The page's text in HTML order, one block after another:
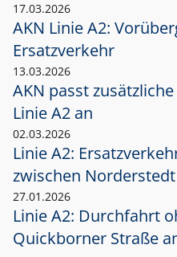
17.03.2026
AKN Linie A2:
Ersatzverkehr
13.03.2026
AKN passt
Linie A2 an
02.03.2026
Linie A2:
zwischen
27.01.2026
Linie A2: Durchfahrt
Quickborner Straße